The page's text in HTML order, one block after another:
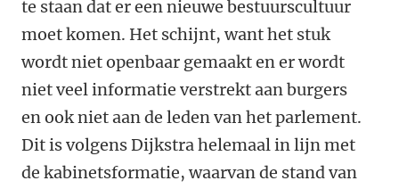
te staan dat er een nieuwe bestuurscultuur
moet komen. Het schijnt, want het stuk
wordt niet openbaar gemaakt en er wordt
niet veel informatie verstrekt aan burgers
en ook niet aan de leden van het parlement.
Dit is volgens Dijkstra helemaal in lijn met
de kabinetsformatie, waarvan de stand van